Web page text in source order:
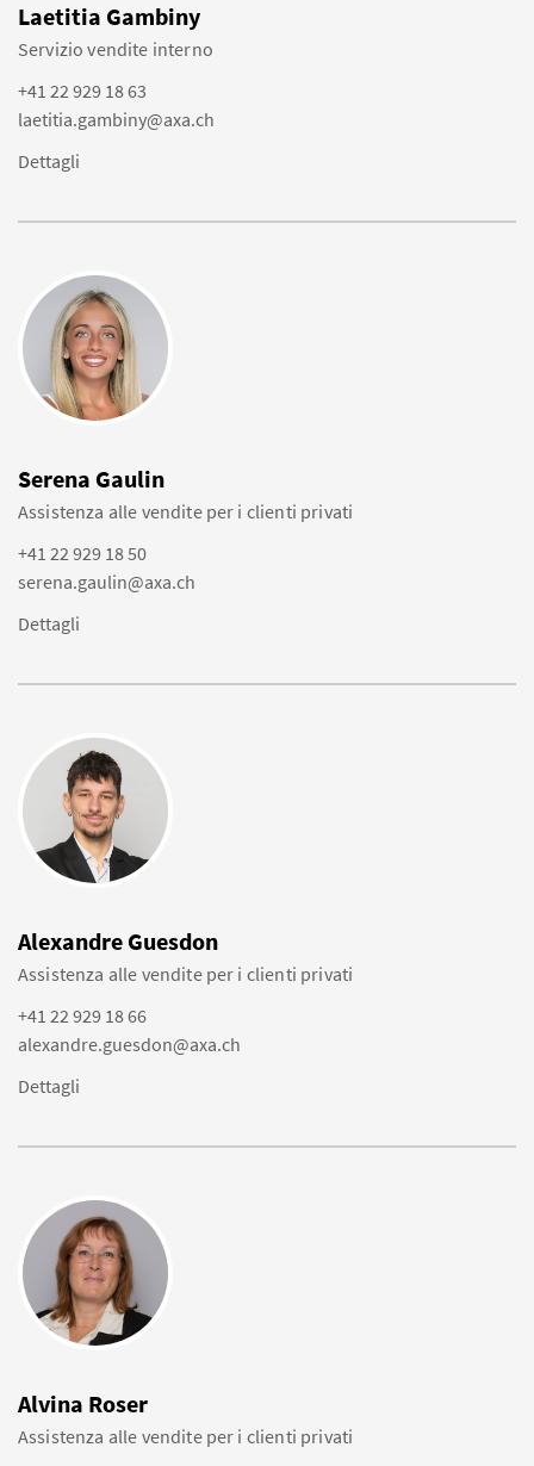
Laetitia Gambiny
Servizio vendite interno
+41 22 929 18 63
laetitia.gambiny@axa.ch
Dettagli
Serena Gaulin
Assistenza alle vendite per i clienti privati
+41 22 929 18 50
serena.gaulin@axa.ch
Dettagli
Alexandre Guesdon
Assistenza alle vendite per i clienti privati
+41 22 929 18 66
alexandre.guesdon@axa.ch
Dettagli
Alvina Roser
Assistenza alle vendite per i clienti privati